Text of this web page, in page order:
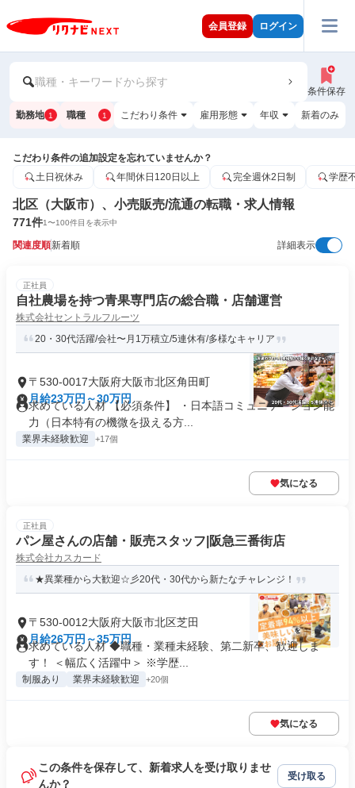
会員登録 ログイン
職種・キーワードから探す
条件保存
勤務地 1 職種 1 こだわり条件 雇用形態 年収 新着のみ
こだわり条件の追加設定を忘れていませんか？
土日祝休み
年間休日120日以上 完全週休2日制 学歴
北区（大阪市）、小売販売/流通の転職・求人情報
771件1〜100件目を表示中
関連度順新着順 詳細表示
正社員
自社農場を持つ青果専門店の総合職・店舗運営
株式会社セントラルフルーツ
20・30代活躍/会社〜月1万積立/5連休有/多様なキャリア
〒530-0017大阪府大阪市北区角田町
月給23万円～30万円
求めている人材 【必須条件】 ・日本語コミュニケーション能
力（日本特有の機微を扱える方...
業界未経験歓迎 +17個
気になる
正社員
パン屋さんの店舗・販売スタッフ|阪急三番街店
株式会社カスカード
★異業種から大歓迎☆彡20代・30代から新たなチャレンジ！
〒530-0012大阪府大阪市北区芝田
月給26万円～35万円
求めている人材 ◆職種・業種未経験、第二新卒、歓迎しま
す！ ＜幅広く活躍中＞ ※学歴...
制服あり 業界未経験歓迎 +20個
気になる
この条件を保存して、新着求人を受け取りませ
んか？
受け取る